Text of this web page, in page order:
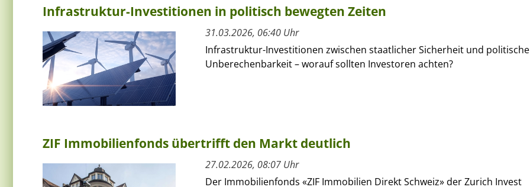
Infrastruktur-Investitionen in politisch bewegten Zeiten
31.03.2026, 06:40 Uhr
Infrastruktur-Investitionen zwischen staatlicher Sicherheit und
Unberechenbarkeit – worauf sollten Investoren achten?
ZIF Immobilienfonds übertrifft den Markt deutlich
27.02.2026, 08:07 Uhr
Der Immobilienfonds «ZIF Immobilien Direkt Schweiz» der Zurich Invest